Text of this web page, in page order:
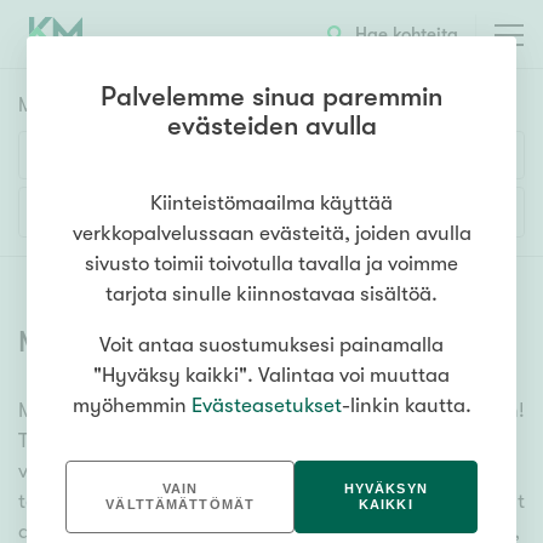
Hae kohteita
Myyntikohteet
1h 2h 3h 4h 5h+
Asuntotyyppi
Kerros-/luhtitalo
Rivitalo/paritalo
Omakoti-/erillistalo
Maa- tai metsätila
Lisää hakuehtoja
Myytävät asunnot (6378)
Meiltä löydät myytävät asunnot, oli tarpeesi mikä vain!
Tuhansien kohteiden ja satojen kiinteistönvälittäjien
verkostomme auttaa sinua kenties elämäsi
tärkeimmässä päätöksessä. Katso alta kaikki myytävät
asunnot. Hyödynnä myös kätevää hakutyökaluamme,
Palvelemme sinua paremmin
evästeiden avulla
Kiinteistömaailma käyttää
verkkopalvelussaan evästeitä, joiden avulla
sivusto toimii toivotulla tavalla ja voimme
tarjota sinulle kiinnostavaa sisältöä.
Voit antaa suostumuksesi painamalla
"Hyväksy kaikki". Valintaa voi muuttaa
myöhemmin Evästeasetukset-linkin kautta.
VAIN
VÄLTTÄMÄTTÖMÄT
HYVÄKSYN
KAIKKI